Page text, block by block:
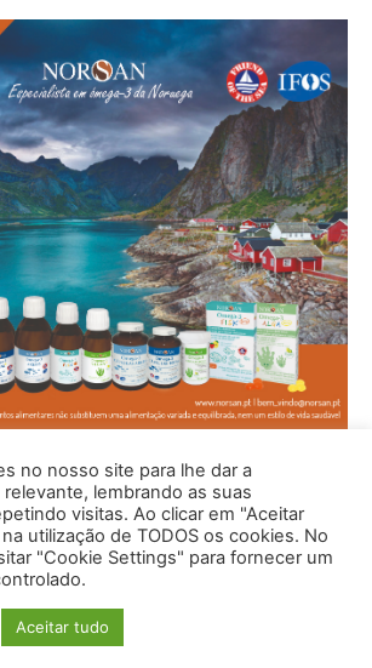
Bem Estar - Hosted and Designed By
no nosso site para lhe dar a
lembrando as suas
visitas. Ao clicar em "Aceitar
utilização de TODOS os cookies. No
"Cookie Settings" para fornecer um
Aceitar tudo